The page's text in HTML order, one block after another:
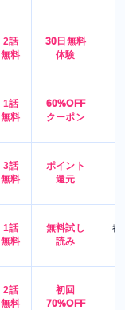
2話
無料
30日無料
体験
1話
無料
60%OFF
クーポン
3話
無料
ポイント
還元
1話
無料
無料試し
読み
都
2話
無料
初回
70%OFF